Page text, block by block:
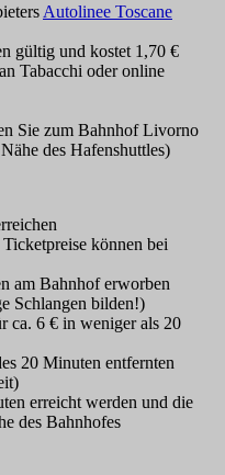
Autolinee Toscane
gültig und kostet 1,70 €
Tabacchi oder online
Sie zum Bahnhof Livorno
des Hafenshuttles)
können bei
am Bahnhof erworben
Schlangen bilden!)
ca. 6 € in weniger als 20
20 Minuten entfernten
erreicht werden und die
des Bahnhofes